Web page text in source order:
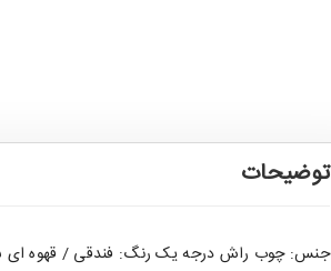
توضیحات
جنس: چوب راش درجه یک رنگ: فندقی / قهوه ای